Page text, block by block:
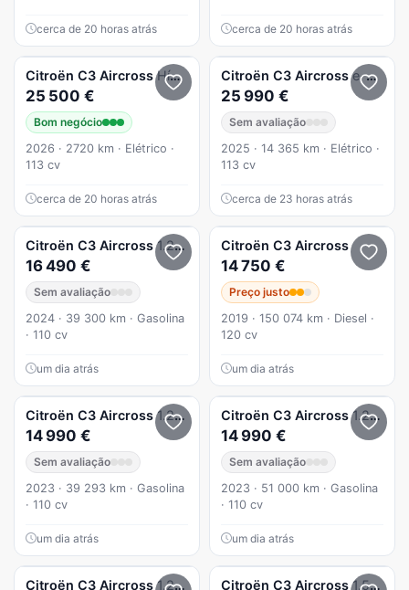
cerca de 20 horas atrás cerca de 20 horas atrás
Citroën C3 Aircross Híbrido 145cv Automático - MAX
25 500 €
Bom negócio
2026 · 2720 km · Elétrico ·
113 cv
cerca de 20 horas atrás
Citroën C3 Aircross e-C3 Aircross 44 kWh Autonomia Conforto Max
25 990 €
Sem avaliação
2025 · 14 365 km · Elétrico ·
113 cv
cerca de 23 horas atrás
Citroën C3 Aircross 1.2 PureTech 110 S&S CVM6 You
16 490 €
Sem avaliação
2024 · 39 300 km · Gasolina
· 110 cv
um dia atrás
Citroën C3 Aircross
14 750 €
Preço justo
2019 · 150 074 km · Diesel ·
120 cv
um dia atrás
Citroën C3 Aircross 1.2 PureTech C-Series
14 990 €
Sem avaliação
2023 · 39 293 km · Gasolina
· 110 cv
um dia atrás
Citroën C3 Aircross 1.2 PureTech C-Series
14 990 €
Sem avaliação
2023 · 51 000 km · Gasolina
· 110 cv
um dia atrás
Citroën C3 Aircross 1.2 PureTech Plus Citroën C3 Aircross 1.5 BlueHDi Shine S&S